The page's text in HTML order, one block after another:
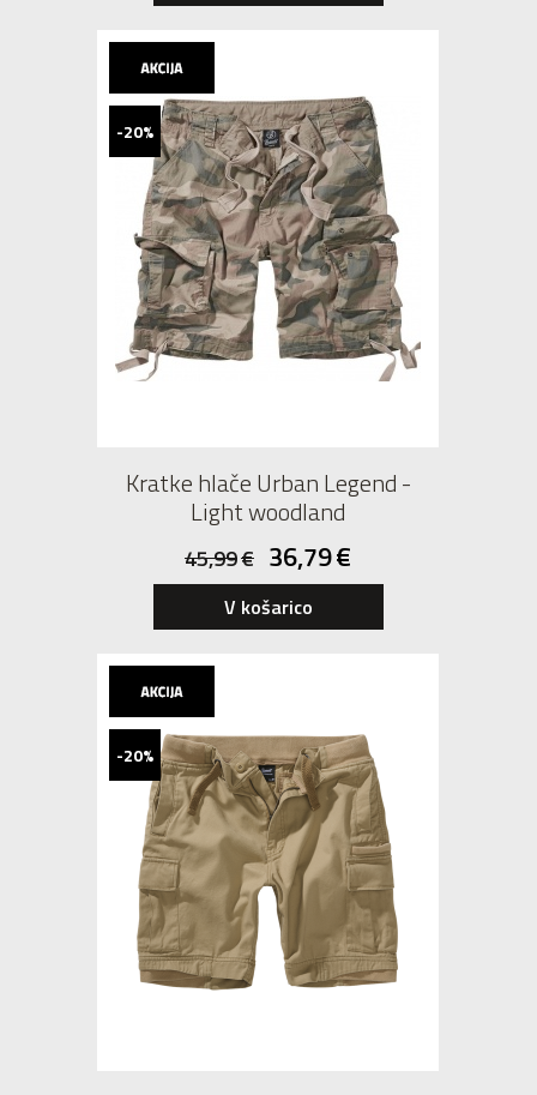
Kratke hlače Urban Legend -
Light woodland
45,99€ 36,79€
-20%
V košarico
-20%